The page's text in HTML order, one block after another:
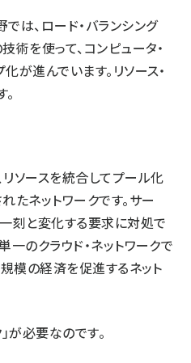
は、ロード・バランシング
術を使って、コンピュータ・
が進んでいます。リソース・
ソースを統合してプール化
たネットワークです。サー
刻と変化する要求に対処で
一のクラウド・ネットワークで
規模の経済を促進するネット
が必要なのです。